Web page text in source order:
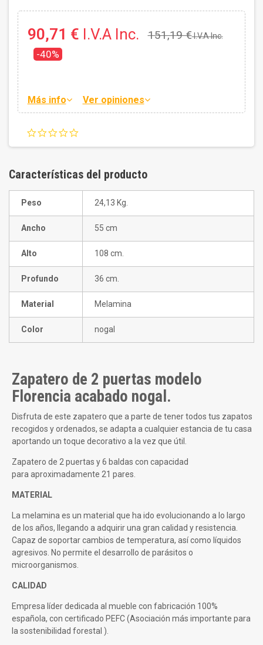
90,71 € I.V.A Inc. 151,19 €I.V.A Inc.
-40%
Más info Ver opiniones
Características del producto
Peso 24,13 Kg.
Ancho 55 cm
Alto 108 cm.
Profundo 36 cm.
Material Melamina
Color nogal
Zapatero de 2 puertas modelo
Florencia acabado nogal.
Disfruta de este zapatero que a parte de tener todos tus zapatos
recogidos y ordenados, se adapta a cualquier estancia de tu casa
aportando un toque decorativo a la vez que útil.
Zapatero de 2 puertas y 6 baldas con capacidad
para aproximadamente 21 pares.
MATERIAL
La melamina es un material que ha ido evolucionando a lo largo
de los años, llegando a adquirir una gran calidad y resistencia.
Capaz de soportar cambios de temperatura, así como líquidos
agresivos. No permite el desarrollo de parásitos o
microorganismos.
CALIDAD
Empresa líder dedicada al mueble con fabricación 100%
española, con certificado PEFC (Asociación más importante para
la sostenibilidad forestal ).